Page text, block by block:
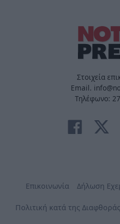
Στοιχεία
Email.
Τηλέφωνο:
Επικοινωνία Δήλωση
Πολιτική κατά της Διαφθοράς